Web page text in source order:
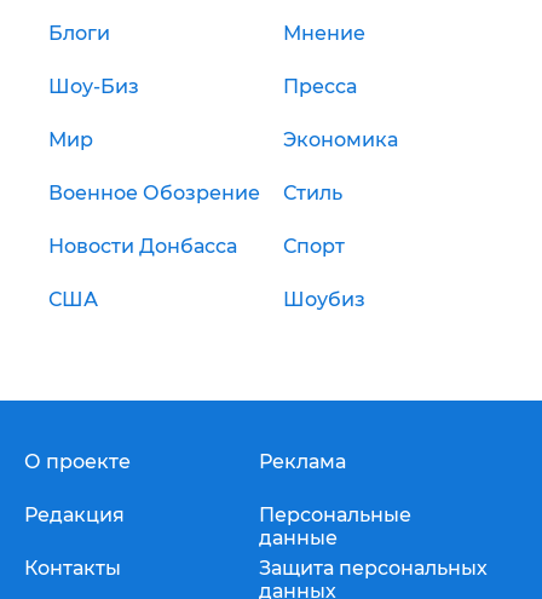
Блоги Мнение
Шоу-Биз Пресса
Мир Экономика
Военное Обозрение Стиль
Новости Донбасса Спорт
США Шоубиз
О проекте
Редакция
Контакты
Реклама
Персональные
данные
Защита персональных
данных